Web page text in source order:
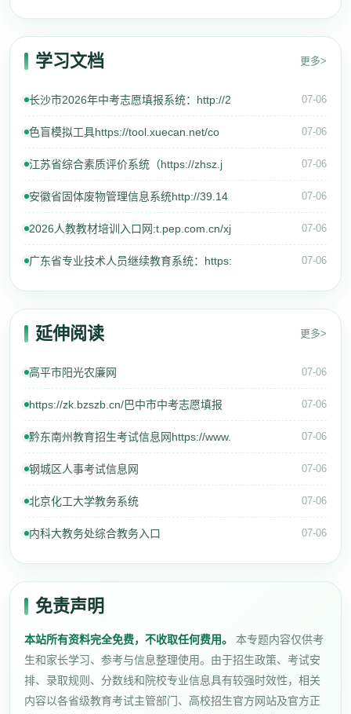
学习文档 更多>
长沙市2026年中考志愿填报系统：http://2 07-06
色盲模拟工具https://tool.xuecan.net/co 07-06
江苏省综合素质评价系统（https://zhsz.j 07-06
安徽省固体废物管理信息系统http://39.14 07-06
2026人教教材培训入口网:t.pep.com.cn/xj 07-06
广东省专业技术人员继续教育系统：https: 07-06
延伸阅读 更多>
高平市阳光农廉网 07-06
https://zk.bzszb.cn/巴中市中考志愿填报 07-06
黔东南州教育招生考试信息网https://www. 07-06
钢城区人事考试信息网 07-06
北京化工大学教务系统 07-06
内科大教务处综合教务入口 07-06
免责声明
本站所有资料完全免费，不收取任何费用。
本专题内容仅供考
生和家长学习、参考与信息整理使用。由于招生政策、考试安
排、录取规则、分数线和院校专业信息具有较强时效性，相关
内容以各省级教育考试主管部门、高校招生官方网站及官方正